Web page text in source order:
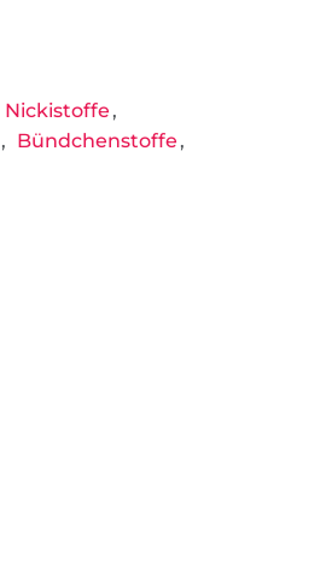
Nickistoffe
Bündchenstoffe